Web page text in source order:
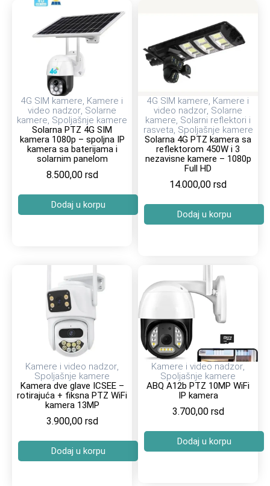
4G SIM kamere, Kamere i
video nadzor, Solarne
kamere, Spoljašnje kamere
Solarna PTZ 4G SIM
kamera 1080p – spoljna IP
kamera sa baterijama i
solarnim panelom
8.500,00 rsd
Dodaj u korpu
4G SIM kamere, Kamere i
video nadzor, Solarne
kamere, Solarni reflektori i
rasveta, Spoljašnje kamere
Solarna 4G PTZ kamera sa
reflektorom 450W i 3
nezavisne kamere – 1080p
Full HD
14.000,00 rsd
Dodaj u korpu
Kamere i video nadzor,
Spoljašnje kamere
Kamera dve glave ICSEE –
rotirajuća + fiksna PTZ WiFi
kamera 13MP
3.900,00 rsd
Dodaj u korpu
Kamere i video nadzor,
Spoljašnje kamere
ABQ A12b PTZ 10MP WiFi
IP kamera
3.700,00 rsd
Dodaj u korpu